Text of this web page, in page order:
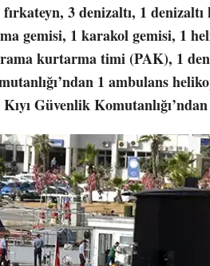
fırkateyn, 3 denizaltı, 1
gemisi, 1 karakol gemisi, 1
kurtarma timi (PAK), 1
1 ambulans
Güvenlik